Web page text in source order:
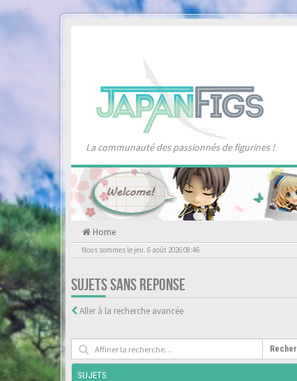
La communauté des passionnés de figurines !
Home
Nous sommes le jeu. 6 août 2026 08:46
SUJETS SANS REPONSE
Aller à la recherche avancée
SUJETS